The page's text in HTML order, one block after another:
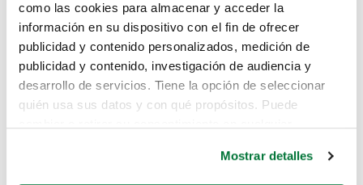
como las cookies para almacenar y acceder la
información en su dispositivo con el fin de ofrecer
publicidad y contenido personalizados, medición de
publicidad y contenido, investigación de audiencia y
desarrollo de servicios. Tiene la opción de seleccionar
quién usa sus datos y con qué propósitos. Puede
Mostrar detalles
Lo sentimos, no sabemos como
te hemos traido hasta aquí.
Pero puedes encontrar el coche que estás
buscando en alguno de estos enlaces: